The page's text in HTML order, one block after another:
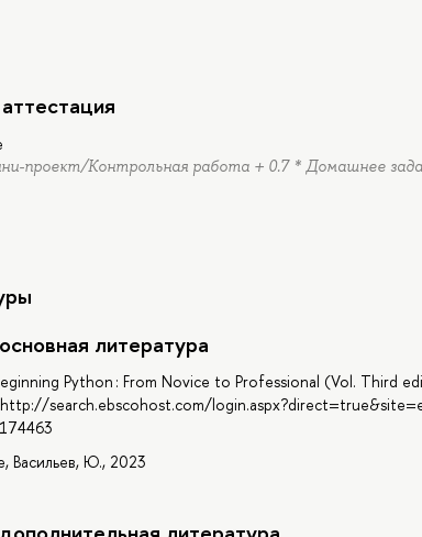
проект/Контрольная работа + 0.7 * Домашнее
литература
Python : From Novice to Professional (Vol. Third
search.ebscohost.com/
Васильев, Ю., 2023